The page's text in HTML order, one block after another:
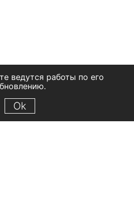
ведутся работы по его
Ok